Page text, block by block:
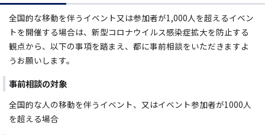
全国的な移動を伴うイベント又は参加者が1,000人を超えるイベン
トを開催する場合は、新型コロナウイルス感染症拡大を防止する
観点から、以下の事項を踏まえ、都に事前相談をいただきますよ
うお願いします。
事前相談の対象
全国的な人の移動を伴うイベント、又はイベント参加者が1000人
を超える場合